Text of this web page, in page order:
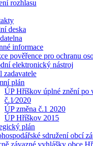
rozhlasu
deska
informace
pověřence pro ochranu
elektronický nástroj
zadavatele
plán
ÚP Hříškov úplné znění po
č.1⁄2020
ÚP změna č.1 2020
ÚP Hříškov 2015
plán
sdružení obcí
závazné vyhlášky obce